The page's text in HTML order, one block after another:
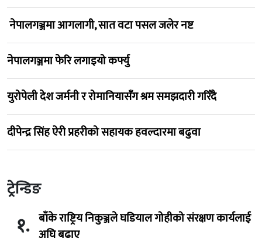
नेपालगञ्जमा आगलागी, सात वटा पसल जलेर नष्ट
नेपालगञ्जमा फेरि लगाइयो कर्फ्यु
युरोपेली देश जर्मनी र रोमानियासँग श्रम समझदारी गरिँदै
दीपेन्द्र सिंह ऐरी प्रहरीको सहायक हवल्दारमा बढुवा
ट्रेन्डिङ
१. बाँके राष्ट्रिय निकुञ्जले घडियाल गोहीको संरक्षण कार्यलाई
अघि बढाए